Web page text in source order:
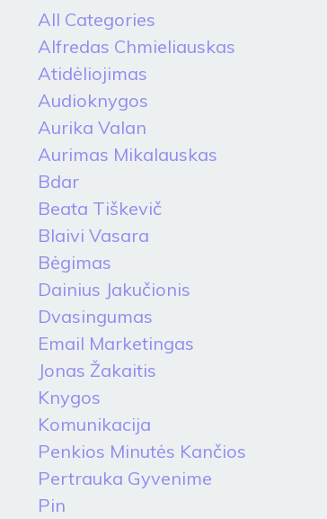
All Categories
Alfredas Chmieliauskas
Atidėliojimas
Audioknygos
Aurika Valan
Aurimas Mikalauskas
Bdar
Beata Tiškevič
Blaivi Vasara
Bėgimas
Dainius Jakučionis
Dvasingumas
Email Marketingas
Jonas Žakaitis
Knygos
Komunikacija
Penkios Minutės Kančios
Pertrauka Gyvenime
Pin